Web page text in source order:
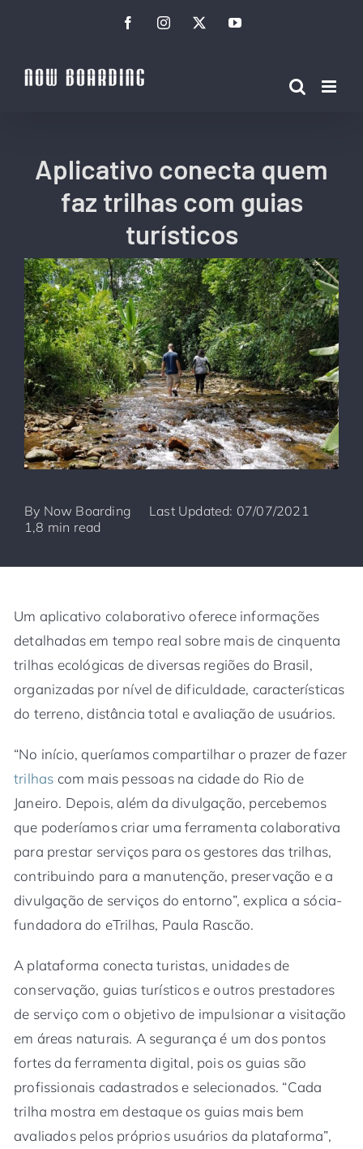
conteúdo
FacebookInstagramTwitterYouTube
Aplicativo conecta quem
faz trilhas com guias
turísticos
By Now Boarding
Last Updated: 07/07/2021
1,8 min read
Um aplicativo colaborativo oferece informações
detalhadas em tempo real sobre mais de cinquenta
trilhas ecológicas de diversas regiões do Brasil,
organizadas por nível de dificuldade, características
do terreno, distância total e avaliação de usuários.
“No início, queríamos compartilhar o prazer de fazer
trilhas com mais pessoas na cidade do Rio de
Janeiro. Depois, além da divulgação, percebemos
que poderíamos criar uma ferramenta colaborativa
para prestar serviços para os gestores das trilhas,
contribuindo para a manutenção, preservação e a
divulgação de serviços do entorno”, explica a sócia-
fundadora do eTrilhas, Paula Rascão.
A plataforma conecta turistas, unidades de
conservação, guias turísticos e outros prestadores
de serviço com o objetivo de impulsionar a visitação
em áreas naturais. A segurança é um dos pontos
fortes da ferramenta digital, pois os guias são
profissionais cadastrados e selecionados. “Cada
trilha mostra em destaque os guias mais bem
avaliados pelos próprios usuários da plataforma”,